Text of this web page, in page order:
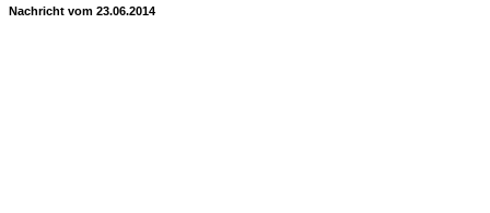
Nachricht vom 23.06.2014